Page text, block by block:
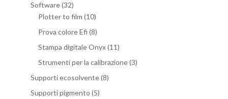
Software(32)
Plotter to film (10)
Prova colore Efi (8)
Stampa digitale Onyx(11)
Strumenti per la calibrazione(3)
Supporti ecosolvente(8)
Supporti pigmento (5)